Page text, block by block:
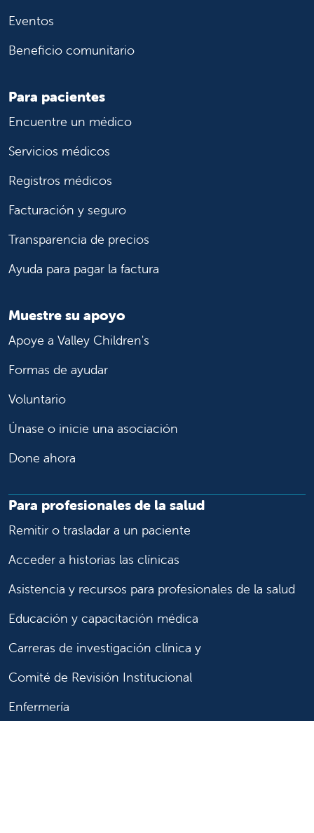
Eventos
Beneficio comunitario
Para pacientes
Encuentre un médico
Servicios médicos
Registros médicos
Facturación y seguro
Transparencia de precios
Ayuda para pagar la factura
Muestre su apoyo
Apoye a Valley Children's
Formas de ayudar
Voluntario
Únase o inicie una asociación
Done ahora
Para profesionales de la salud
Remitir o trasladar a un paciente
Acceder a historias las clínicas
Asistencia y recursos para profesionales de la salud
Educación y capacitación médica
Carreras de investigación clínica y
Comité de Revisión Institucional
Enfermería